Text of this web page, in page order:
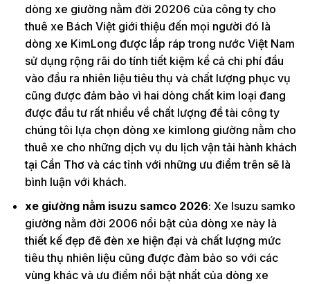
dòng xe giường nằm đời 20206 của công ty cho
thuê xe Bách Việt giới thiệu đến mọi người đó là
dòng xe KimLong được lắp ráp trong nước Việt Nam
sử dụng rộng rãi do tính tiết kiệm kể cả chi phí đầu
vào đầu ra nhiên liệu tiêu thụ và chất lượng phục vụ
cũng được đảm bảo vì hai dòng chất kim loại đang
được đầu tư rất nhiều về chất lượng đề tài công ty
chúng tôi lựa chọn dòng xe kimlong giường nằm cho
thuê xe cho những dịch vụ du lịch vận tải hành khách
tại Cần Thơ và các tỉnh với những ưu điểm trên sẽ là
bình luận với khách.
xe giường nằm isuzu samco 2026: Xe Isuzu samko
giường nằm đời 2006 nổi bật của dòng xe này là
thiết kế đẹp đẽ đèn xe hiện đại và chất lượng mức
tiêu thụ nhiên liệu cũng được đảm bảo so với các
vùng khác và ưu điểm nổi bật nhất của dòng xe